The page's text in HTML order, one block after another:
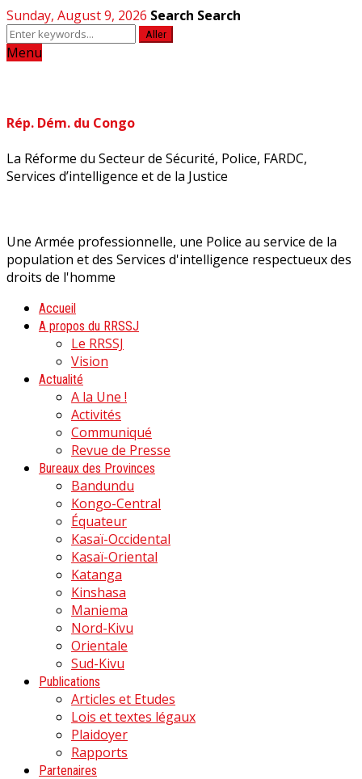
Sunday, August 9, 2026 Search Search
Aller
Menu
Rép. Dém. du Congo
La Réforme du Secteur de Sécurité, Police, FARDC,
Services d’intelligence et de la Justice
Une Armée professionnelle, une Police au service de la
population et des Services d'intelligence respectueux des
droits de l'homme
Accueil
A propos du RRSSJ
Le RRSSJ
Vision
Actualité
A la Une !
Activités
Communiqué
Revue de Presse
Bureaux des Provinces
Bandundu
Kongo-Central
Équateur
Kasaï-Occidental
Kasaï-Oriental
Katanga
Kinshasa
Maniema
Nord-Kivu
Orientale
Sud-Kivu
Publications
Articles et Etudes
Lois et textes légaux
Plaidoyer
Rapports
Partenaires